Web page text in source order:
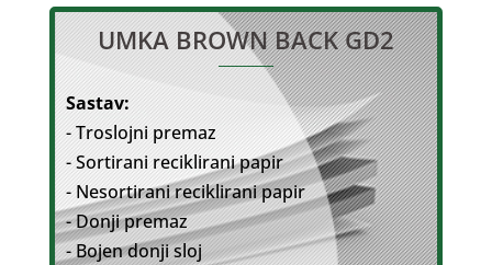
UMKA BROWN BACK GD2
Sastav:
- Troslojni premaz
- Sortirani reciklirani papir
- Nesortirani reciklirani papir
- Donji premaz
- Bojen donji sloj